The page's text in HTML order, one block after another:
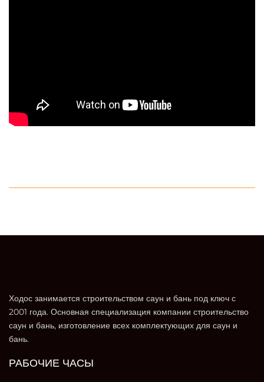
Ходос занимается строительством саун и бань под ключ с
2001 года. Основная специализация компании строительство
саун и бань, изготовление всех комплектующих для саун и
бань.
РАБОЧИЕ ЧАСЫ